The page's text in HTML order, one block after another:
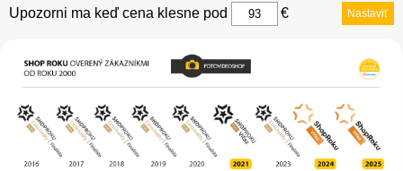
Upozorni ma keď cena klesne pod
€ Nastaviť